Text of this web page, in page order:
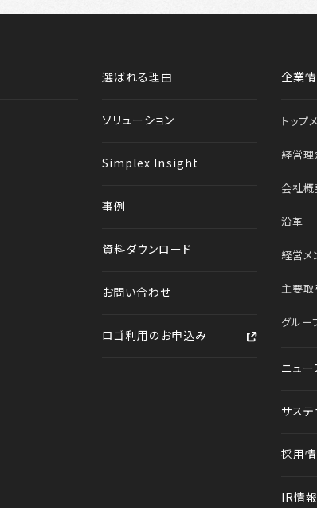
選ばれる理由
ソリューション
Simplex Insight
事例
資料ダウンロード
お問い合わせ
ロゴ利用のお申込み
企業
トップ
経営理
会社概
沿革
経営メ
主要取
グルー
ニュー
サステ
採用
IR情報